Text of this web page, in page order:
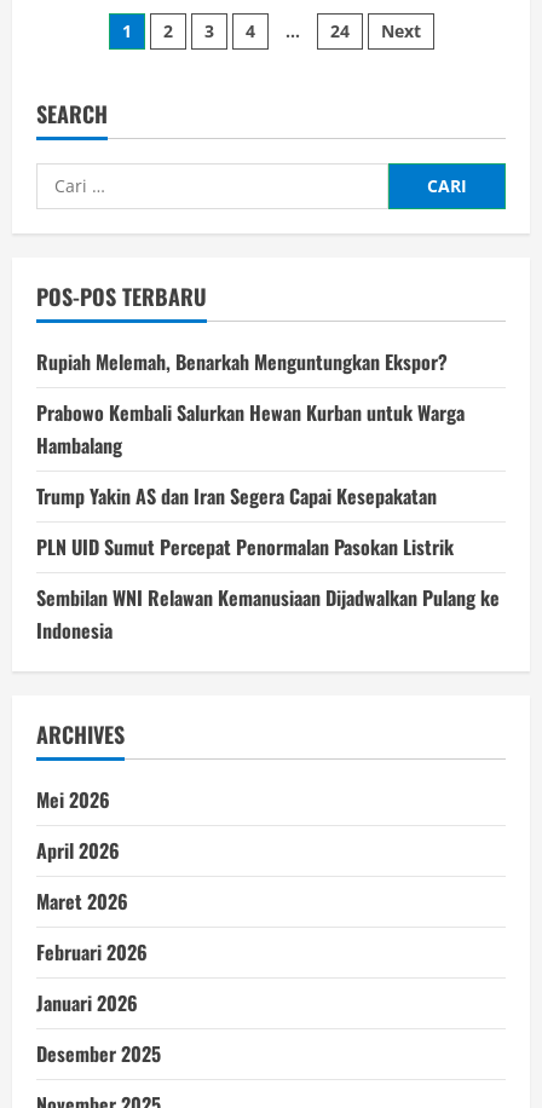
Dekati
Gelar
Liga
Ham
Paginasi
1 2 3 4 … 24 Next
SEARCH
Cari
untuk:
POS-POS TERBARU
Rupiah Melemah, Benarkah Menguntungkan Ekspor?
Prabowo Kembali Salurkan Hewan Kurban untuk Warga
Hambalang
Trump Yakin AS dan Iran Segera Capai Kesepakatan
PLN UID Sumut Percepat Penormalan Pasokan Listrik
Sembilan WNI Relawan Kemanusiaan Dijadwalkan Pulang ke
Indonesia
ARCHIVES
Mei 2026
April 2026
Maret 2026
Februari 2026
Januari 2026
Desember 2025